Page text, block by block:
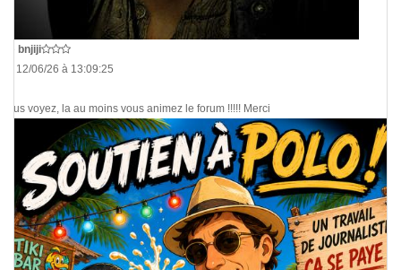
bnjiji
Le 12/06/26 à 13:09:25
Vous voyez, la au moins vous animez le forum !!!!! Merci